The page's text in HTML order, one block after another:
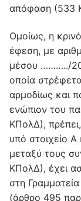
απόφαση (533
Ομοίως, η
έφεση, με
μέσου ………../
οποία
αρμοδίως και
ενώπιον του
ΚΠολΔ),
υπό στοιχείο
μεταξύ τους
ΚΠολΔ), έχει
στη
(άρθρο 495 παρ.